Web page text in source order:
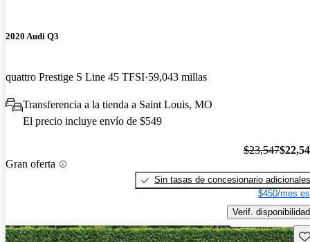
2020 Audi Q3
quattro Prestige S Line 45 TFSI 59,043 millas
Transferencia a la tienda a Saint Louis, MO
El precio incluye envío de $549
Gran oferta
$23,547
Sin tasas de concesionario adicionales
$450/mes
Verif. disponibilidad